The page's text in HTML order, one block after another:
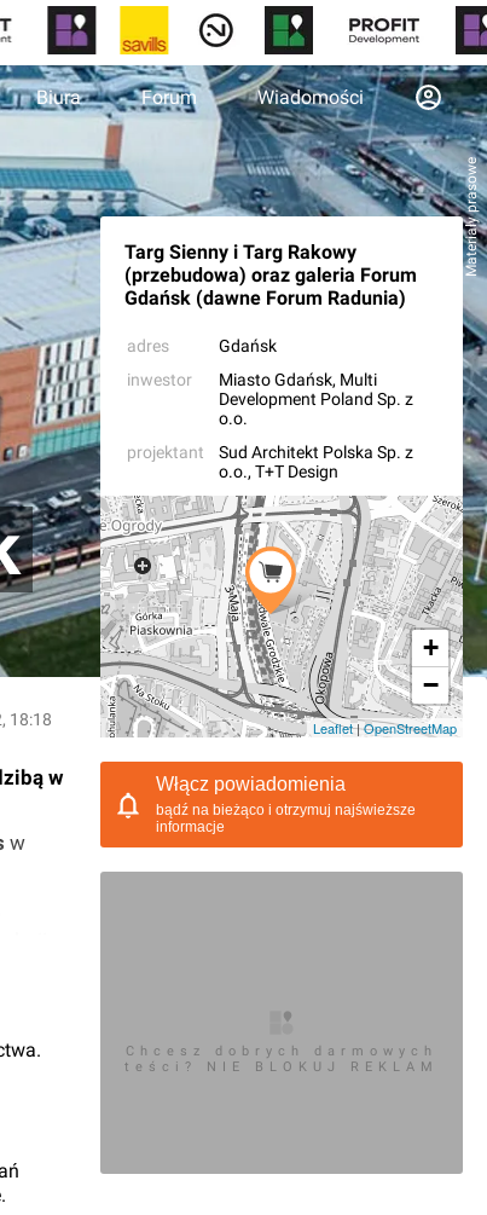
Biura Forum Wiadomości
Materiały prasowe
18:18
Targ Sienny i Targ Rakowy
(przebudowa) oraz galeria Forum
Gdańsk (dawne Forum Radunia)
adres
Gdańsk
inwestor
Miasto Gdańsk, Multi
Development Poland Sp. z
o.o.
projektant
Sud Architekt Polska Sp. z
o.o., T+T Design
+
−
Leaflet|OpenStreetMap
w
w
Włącz powiadomienia
bądź na bieżąco i otrzymuj najświeższe
informacje
Chcesz dobrych darmowych
teści? NIE BLOKUJ REKLAM